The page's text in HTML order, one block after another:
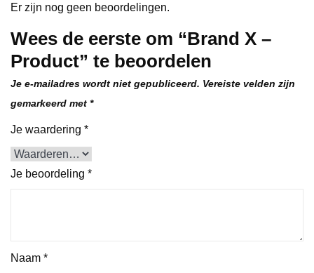
Er zijn nog geen beoordelingen.
Wees de eerste om “Brand X –
Product” te beoordelen
Je e-mailadres wordt niet gepubliceerd. Vereiste velden zijn
gemarkeerd met *
Je waardering *
Je beoordeling *
Naam *